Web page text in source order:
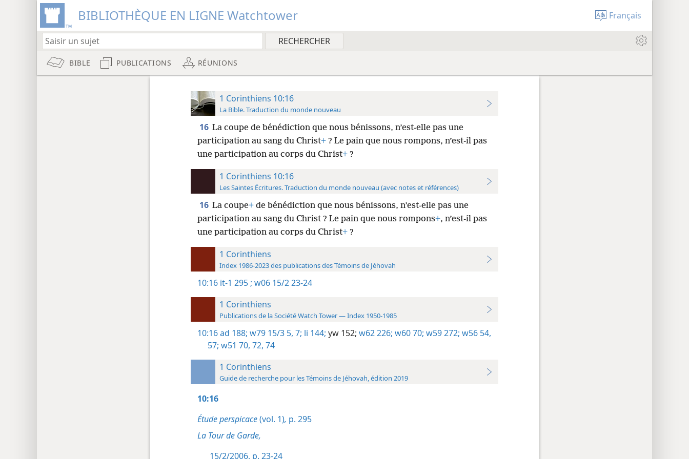
BIBLIOTHÈQUE EN LIGNE Watchtower Français
BIBLE PUBLICATIONS RÉUNIONS
1 Corinthiens 10:16
La Bible. Traduction du monde nouveau
16 La coupe de bénédiction que nous bénissons, n’est-​elle pas une
participation au sang du Christ+? Le pain que nous rompons, n’est-​il pas
une participation au corps du Christ+?
1 Corinthiens 10:16
Les Saintes Écritures. Traduction du monde nouveau (avec notes et références)
16 La coupe+de bénédiction que nous bénissons, n’est-​elle pas une
participation au sang du Christ ? Le pain que nous rompons+, n’est-​il pas
une participation au corps du Christ+?
1 Corinthiens
Index 1986-2023 des publications des Témoins de Jéhovah
10:16 it-1 295 ; w06 15/2 23-24
1 Corinthiens
Publications de la Société Watch Tower — Index 1950-1985
10:16ad 188; w79 15/3 5, 7; li 144; yw 152; w62 226; w60 70; w59 272; w56 54,
57; w51 70, 72, 74
1 Corinthiens
Guide de recherche pour les Témoins de Jéhovah, édition 2019
10:16
Étude perspicace(vol. 1), p. 295
La Tour de Garde,
15/2/2006, p. 23-24